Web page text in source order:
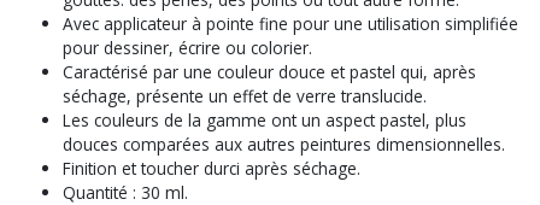
Avec applicateur à pointe fine pour une utilisation simplifiée
pour dessiner, écrire ou colorier.
Caractérisé par une couleur douce et pastel qui, après
séchage, présente un effet de verre translucide.
Les couleurs de la gamme ont un aspect pastel, plus
douces comparées aux autres peintures dimensionnelles.
Finition et toucher durci après séchage.
Quantité : 30 ml.